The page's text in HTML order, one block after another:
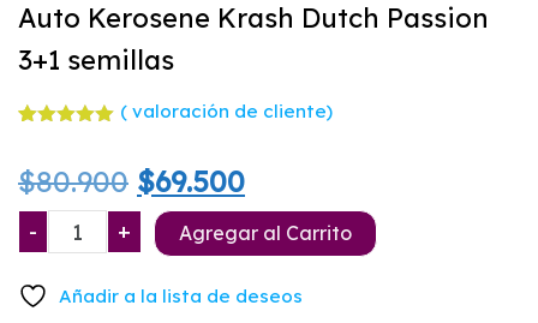
Auto Kerosene Krash Dutch Passion
3+1 semillas
de 5 en
base a
valoración
de un
( valoración de cliente)
$80.900 El
precio
$69.500El
precio
-
Auto
Kerosene
Dutch
+ Agregar al Carrito
Añadir a la lista de deseos